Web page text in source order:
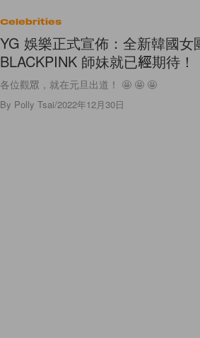
Celebrities
YG 娛樂正式宣佈：全新韓國女
BLACKPINK 師妹就已經期待！
各位觀眾，就在元旦出道！ 🤩 🤩 🤩
By Polly Tsai/2022年12月30日